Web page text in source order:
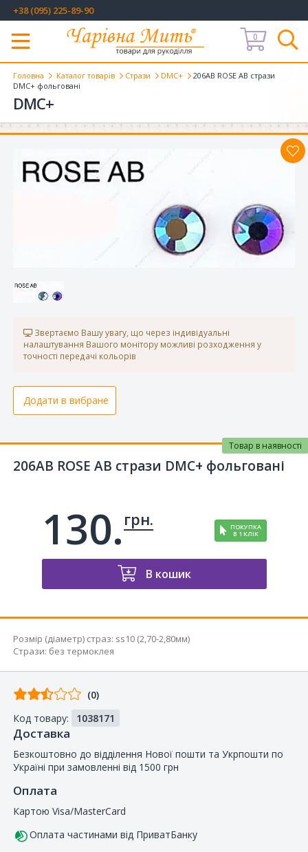
+38 (095) 225-89-90
Меню
0
Головна Каталог товарів Стрази DMC+
206AB ROSE AB стрази
DMC+ фольговані
DMC+
Звертаємо Вашу увагу, що через індивідуальні
налаштування Вашого монітору можливі розходження у
точності передачі кольорів
Додати в вибране
206AB ROSE AB стрази DMC+ фольговані
Товар в наявності
130. грн. ПОКУПКА
В 1 КЛІК
В кошик
Розмір (діаметр) страз: ss10 (2,70-2,80мм)
Стрази: без термоклея
Відгуків
покупців
(0)
Код товару:
1038171
Доставка
Безкоштовно до відділення Нової пошти та Укрпошти по
Україні при замовленні від 1500 грн
Оплата
Картою Visa/MasterCard
Оплата частинами від ПриватБанку